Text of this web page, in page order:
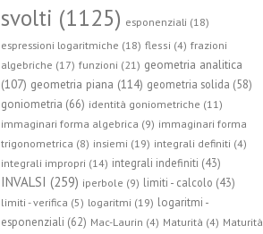
svolti (1125) esponenziali (18)
espressioni logaritmiche (18) flessi (4) frazioni
algebriche (17) funzioni (21) geometria analitica
(107) geometria piana (114) geometria solida (58)
goniometria (66) identità goniometriche (11)
immaginari forma algebrica (9) immaginari forma
trigonometrica (8) insiemi (19) integrali definiti (4)
integrali impropri (14) integrali indefiniti (43)
INVALSI (259) iperbole (9) limiti - calcolo (43)
limiti - verifica (5) logaritmi (19) logaritmi -
esponenziali (62) Mac-Laurin (4) Maturità (4) Maturità